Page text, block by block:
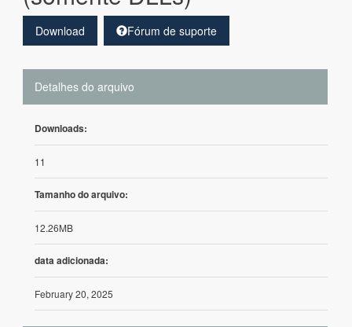
Download Fórum de suporte
Detalhes do arquivo
Downloads:
11
Tamanho do arquivo:
12.26MB
data adicionada:
February 20, 2025